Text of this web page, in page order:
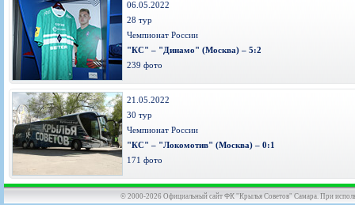
06.05.2022
28 тур
Чемпионат России
"КС" – "Динамо" (Москва) – 5:2
239 фото
21.05.2022
30 тур
Чемпионат России
"КС" – "Локомотив" (Москва) – 0:1
171 фото
© 2000-2026 Официальный сайт ФК "Крылья Советов" Самара. При